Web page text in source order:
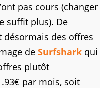
pas cours (changer
suffit plus). De
des offres
de Surfshark qui
plutôt
par mois, soit